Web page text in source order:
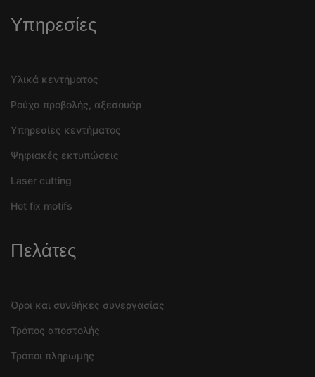
Υπηρεσίες
Υλικά κεντήματος
Ρούχα προβολής, αξεσουάρ
Υπηρεσίες κεντήματος
Ψηφιακές εκτυπώσεις
Laser cutting
Hot fix motifs
Πελάτες
Όροι και συνθήκες συνεργασίας
Τρόπος αποστολής
Τρόποι πληρωμής